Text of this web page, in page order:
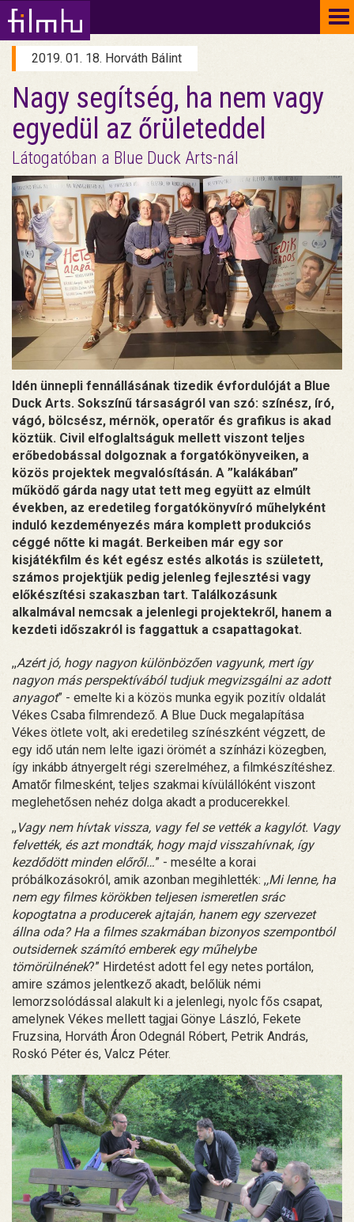
2019. 01. 18. Horváth Bálint
Nagy segítség, ha nem vagy
egyedül az őrületeddel
Látogatóban a Blue Duck Arts-nál
Idén ünnepli fennállásának tizedik évfordulóját a Blue
Duck Arts. Sokszínű társaságról van szó: színész, író,
vágó, bölcsész, mérnök, operatőr és grafikus is akad
köztük. Civil elfoglaltságuk mellett viszont teljes
erőbedobással dolgoznak a forgatókönyveiken, a
közös projektek megvalósításán. A ”kalákában”
működő gárda nagy utat tett meg együtt az elmúlt
években, az eredetileg forgatókönyvíró műhelyként
induló kezdeményezés mára komplett produkciós
céggé nőtte ki magát. Berkeiben már egy sor
kisjátékfilm és két egész estés alkotás is született,
számos projektjük pedig jelenleg fejlesztési vagy
előkészítési szakaszban tart. Találkozásunk
alkalmával nemcsak a jelenlegi projektekről, hanem a
kezdeti időszakról is faggattuk a csapattagokat.
,,Azért jó, hogy nagyon különbözően vagyunk, mert így
nagyon más perspektívából tudjuk megvizsgálni az adott
anyagot” - emelte ki a közös munka egyik pozitív oldalát
Vékes Csaba filmrendező. A Blue Duck megalapítása
Vékes ötlete volt, aki eredetileg színészként végzett, de
egy idő után nem lelte igazi örömét a színházi közegben,
így inkább átnyergelt régi szerelméhez, a filmkészítéshez.
Amatőr filmesként, teljes szakmai kívülállóként viszont
meglehetősen nehéz dolga akadt a producerekkel.
,,Vagy nem hívtak vissza, vagy fel se vették a kagylót. Vagy
felvették, és azt mondták, hogy majd visszahívnak, így
kezdődött minden előről…” - mesélte a korai
próbálkozásokról, amik azonban megihlették: ,,Mi lenne, ha
nem egy filmes körökben teljesen ismeretlen srác
kopogtatna a producerek ajtaján, hanem egy szervezet
állna oda? Ha a filmes szakmában bizonyos szempontból
outsidernek számító emberek egy műhelybe
tömörülnének?” Hirdetést adott fel egy netes portálon,
amire számos jelentkező akadt, belőlük némi
lemorzsolódással alakult ki a jelenlegi, nyolc fős csapat,
amelynek Vékes mellett tagjai Gönye László, Fekete
Fruzsina, Horváth Áron Odegnál Róbert, Petrik András,
Roskó Péter és, Valcz Péter.